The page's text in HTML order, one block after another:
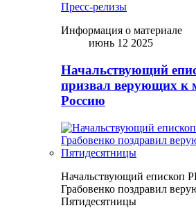
Пресс-релизы
Информация о материале
июнь 12 2025
Начальствующий
призвал верующих к
Россию
Начальствующий епископ
Грабовенко поздравил
Пятидесятницы